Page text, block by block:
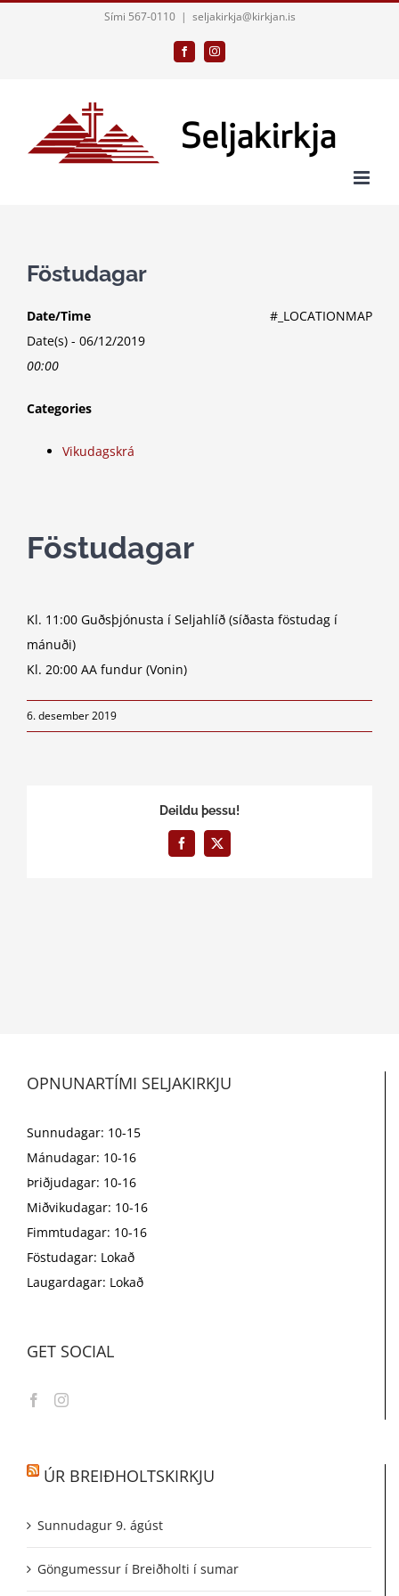
Sími 567-0110 | seljakirkja@kirkjan.is
FacebookInstagram
Föstudagar
#_LOCATIONMAP
Date/Time
Date(s) - 06/12/2019
00:00
Categories
Vikudagskrá
Föstudagar
Kl. 11:00 Guðsþjónusta í Seljahlíð (síðasta föstudag í
mánuði)
Kl. 20:00 AA fundur (Vonin)
6. desember 2019
Deildu þessu!
Facebook
X
OPNUNARTÍMI SELJAKIRKJU
Sunnudagar: 10-15
Mánudagar: 10-16
Þriðjudagar: 10-16
Miðvikudagar: 10-16
Fimmtudagar: 10-16
Föstudagar: Lokað
Laugardagar: Lokað
GET SOCIAL
ÚR BREIÐHOLTSKIRKJU
Sunnudagur 9. ágúst
Göngumessur í Breiðholti í sumar